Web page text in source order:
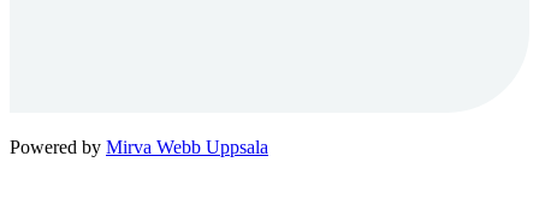
Powered by Mirva Webb Uppsala